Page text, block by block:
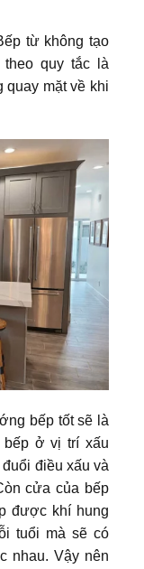
từ không tạo
theo quy tắc là
mặt về khi
bếp tốt sẽ là
bếp ở vị trí xấu
điều xấu và
cửa của bếp
được khí hung
tuổi mà sẽ có
nhau. Vậy nên